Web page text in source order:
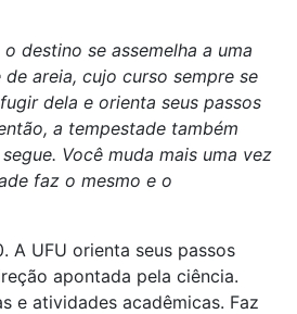
destino se assemelha a uma
areia, cujo curso sempre se
dela e orienta seus passos
a tempestade também
Você muda mais uma vez
faz o mesmo e o
A UFU orienta seus passos
apontada pela ciência.
e atividades acadêmicas. Faz